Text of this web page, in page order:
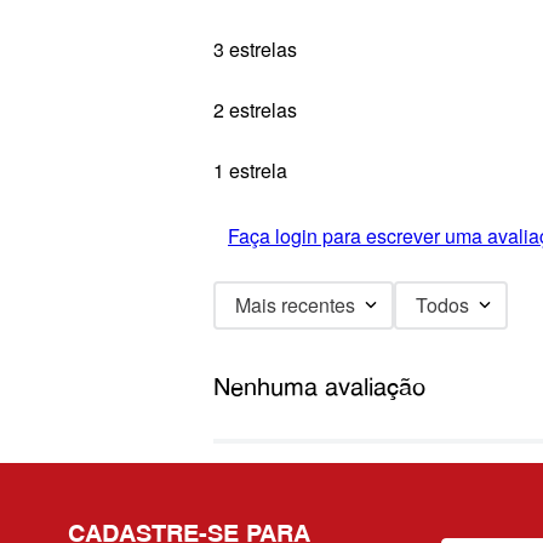
3 estrelas
2 estrelas
1 estrela
Faça login para escrever uma
Mais recentes Todos
Nenhuma avaliação
CADASTRE-SE PARA